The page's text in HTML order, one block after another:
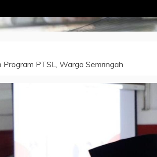
PTSL, Warga Semringah